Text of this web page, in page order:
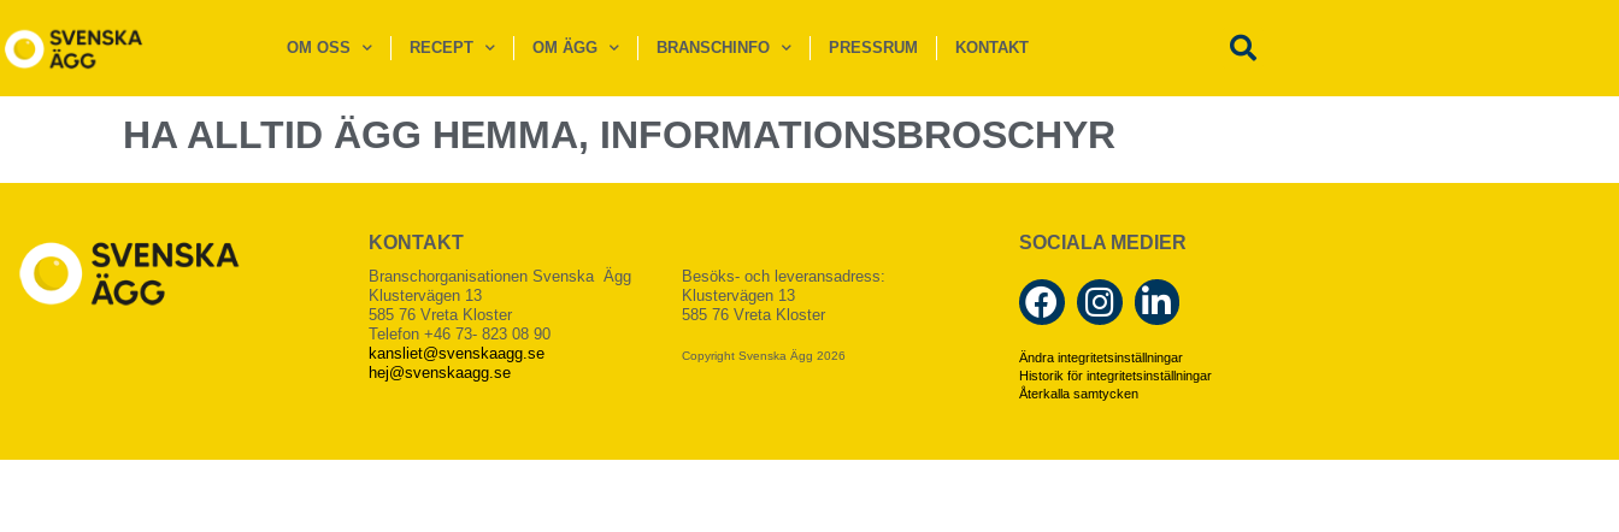
OM OSS RECEPT OM ÄGG BRANSCHINFO PRESSRUM KONTAKT
HA ALLTID ÄGG HEMMA, INFORMATIONSBROSCHYR
KONTAKT
Branschorganisationen Svenska Ägg
Klustervägen 13
585 76 Vreta Kloster
Telefon +46 73- 823 08 90
kansliet@svenskaagg.se
hej@svenskaagg.se
Besöks- och leveransadress:
Klustervägen 13
585 76 Vreta Kloster
Copyright Svenska Ägg 2026
SOCIALA MEDIER
Ändra integritetsinställningar
Historik för integritetsinställningar
Återkalla samtycken